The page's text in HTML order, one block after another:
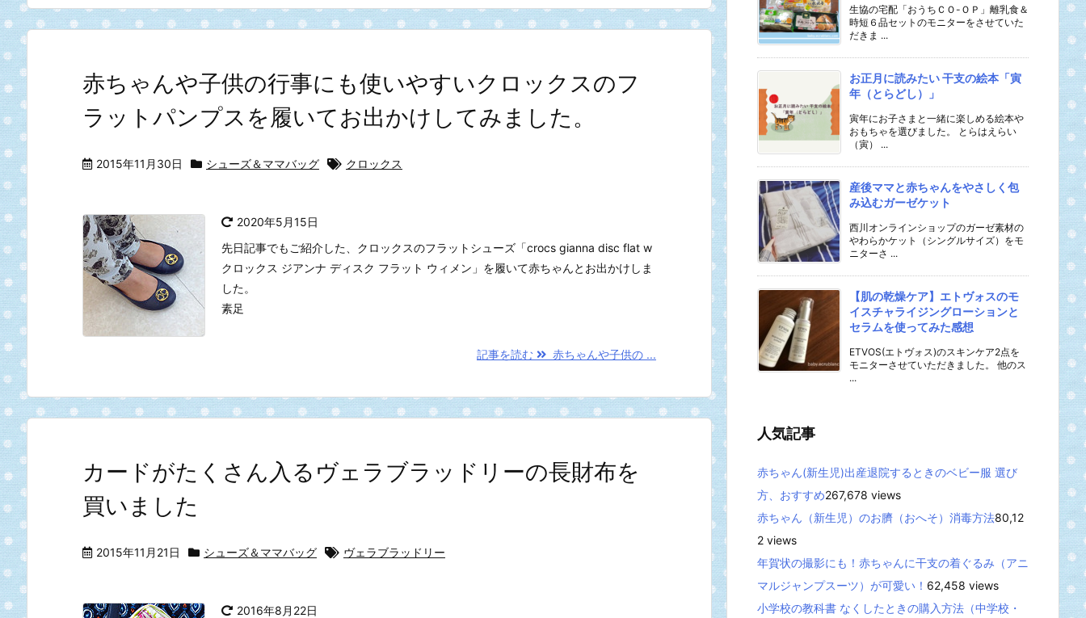
赤ちゃんや子供の行事にも使いやすいクロックスのフ
ラットパンプスを履いてお出かけしてみました。
2015年11月30日 シューズ＆ママバッグ クロックス
2020年5月15日
先日記事でもご紹介した、クロックスのフラットシューズ「crocs gianna disc flat w
クロックス ジアンナ ディスク フラット ウィメン」を履いて赤ちゃんとお出かけしま
した。
素足
記事を読む 赤ちゃんや子供の ...
カードがたくさん入るヴェラブラッドリーの長財布を
買いました
2015年11月21日 シューズ＆ママバッグ ヴェラブラッドリー
2016年8月22日
生協の宅配「おうちＣＯ-ＯＰ」離乳食＆
時短６品セットのモニターをさせていた
だきま ...
お正月に読みたい 干支の絵本「寅
年（とらどし）」
寅年にお子さまと一緒に楽しめる絵本や
おもちゃを選びました。 とらはえらい
（寅） ...
産後ママと赤ちゃんをやさしく包
み込むガーゼケット
西川オンラインショップのガーゼ素材の
やわらかケット（シングルサイズ）をモ
ニターさ ...
【肌の乾燥ケア】エトヴォスのモ
イスチャライジングローションと
セラムを使ってみた感想
ETVOS(エトヴォス)のスキンケア2点を
モニターさせていただきました。 他のス
...
人気記事
赤ちゃん(新生児)出産退院するときのベビー服 選び
方、おすすめ267,678 views
赤ちゃん（新生児）のお臍（おへそ）消毒方法80,12
2 views
年賀状の撮影にも！赤ちゃんに干支の着ぐるみ（アニ
マルジャンプスーツ）が可愛い！ 62,458 views
小学校の教科書 なくしたときの購入方法（中学校・